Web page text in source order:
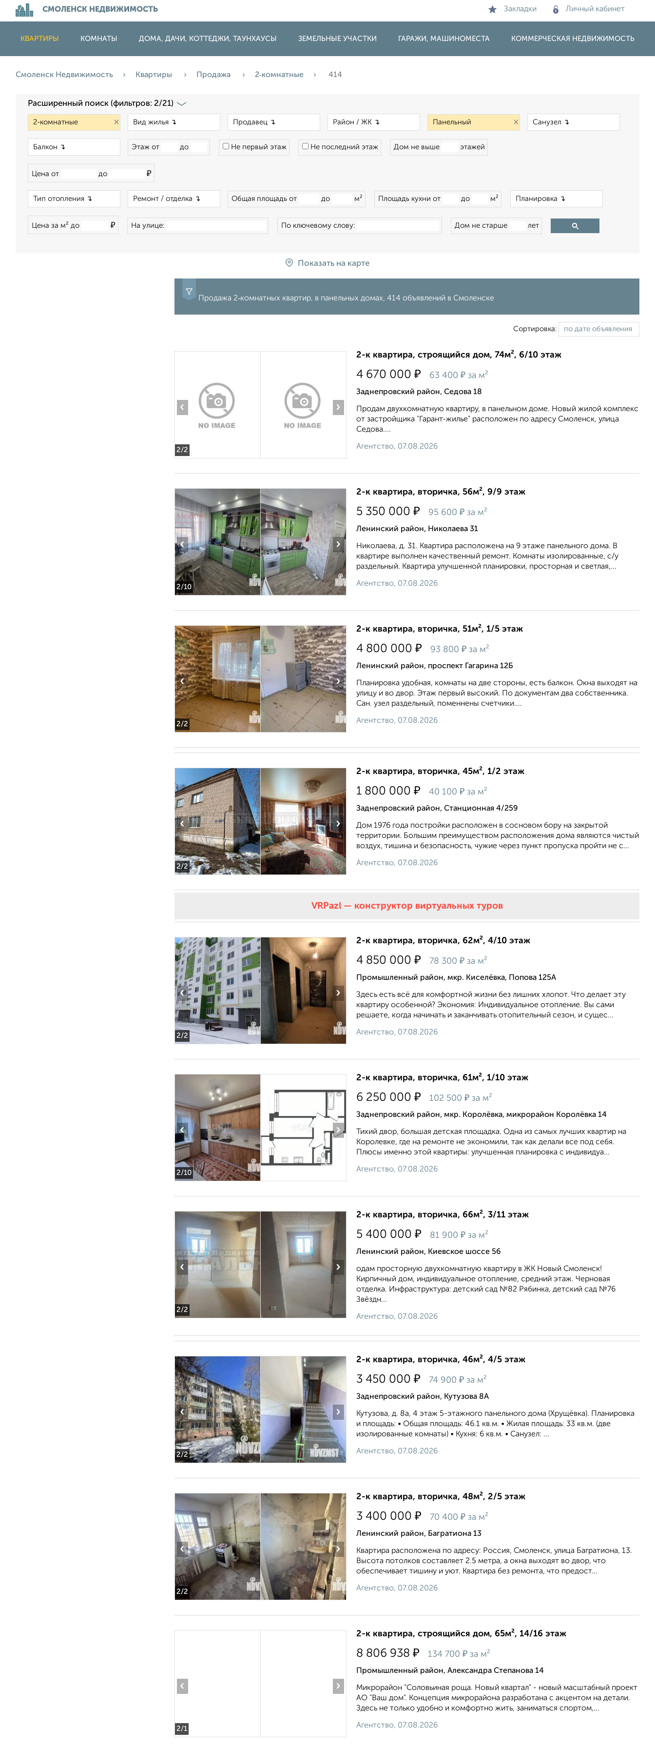
СМОЛЕНСК НЕДВИЖИМОСТЬ Закладки Личный кабинет
КВАРТИРЫ КОМНАТЫ ДОМА, ДАЧИ, КОТТЕДЖИ, ТАУНХАУСЫ ЗЕМЕЛЬНЫЕ УЧАСТКИ ГАРАЖИ, МАШИНОМЕСТА КОММЕРЧЕСКАЯ НЕДВИЖИМОСТЬ
Смоленск Недвижимость Квартиры Продажа 2‑комнатные 414
Расширенный поиск (фильтров: 2/21)
× ×
Этаж от до Не первый этаж Не последний этаж Дом не выше этажей
Цена от до ₽
Общая площадь от до м² Площадь кухни от до м²
Цена за м² до ₽ На улице: По ключевому слову: Дом не старше лет
Показать на карте
Продажа 2‑комнатных квартир, в панельных домах, 414 объявлений в Смоленске
Сортировка:
2/2
‹ ›
2-к квартира, строящийся дом, 74м², 6/10 этаж
4 670 000 ₽ 63 400 ₽ за м²
Заднепровский район, Седова 18
Продам двухкомнатную квартиру, в панельном доме. Новый жилой комплекс
от застройщика "Гарант-жилье" расположен по адресу Смоленск, улица
Седова....
Агентство, 07.08.2026
2/10
‹ ›
2-к квартира, вторичка, 56м², 9/9 этаж
5 350 000 ₽ 95 600 ₽ за м²
Ленинский район, Николаева 31
Николаева, д. 31. Квартира расположена на 9 этаже панельного дома. В
квартире выполнен качественный ремонт. Комнаты изолированные, с/у
раздельный. Квартира улучшенной планировки, просторная и светлая,...
Агентство, 07.08.2026
2/2
‹ ›
2-к квартира, вторичка, 51м², 1/5 этаж
4 800 000 ₽ 93 800 ₽ за м²
Ленинский район, проспект Гагарина 12Б
Планировка удобная, комнаты на две стороны, есть балкон. Окна выходят на
улицу и во двор. Этаж первый высокий. По документам два собственника.
Сан. узел раздельный, поменнены счетчики....
Агентство, 07.08.2026
2/2
‹ ›
2-к квартира, вторичка, 45м², 1/2 этаж
1 800 000 ₽ 40 100 ₽ за м²
Заднепровский район, Станционная 4/259
Дом 1976 года постройки расположен в сосновом бору на закрытой
территории. Большим преимуществом расположения дома являются чистый
воздух, тишина и безопасность, чужие через пункт пропуска пройти не с...
Агентство, 07.08.2026
VRPazl — конструктор виртуальных туров
2/2
‹ ›
2-к квартира, вторичка, 62м², 4/10 этаж
4 850 000 ₽ 78 300 ₽ за м²
Промышленный район, мкр. Киселёвка, Попова 125А
Здесь есть всё для комфортной жизни без лишних хлопот. Что делает эту
квартиру особенной? Экономия: Индивидуальное отопление. Вы сами
решаете, когда начинать и заканчивать отопительный сезон, и сущес...
Агентство, 07.08.2026
2/10
‹ ›
2-к квартира, вторичка, 61м², 1/10 этаж
6 250 000 ₽ 102 500 ₽ за м²
Заднепровский район, мкр. Королёвка, микрорайон Королёвка 14
Тихий двор, большая детская площадка. Одна из самых лучших квартир на
Королевке, где на ремонте не экономили, так как делали все под себя.
Плюсы именно этой квартиры: улучшенная планировка с индивидуа...
Агентство, 07.08.2026
2/2
‹ ›
2-к квартира, вторичка, 66м², 3/11 этаж
5 400 000 ₽ 81 900 ₽ за м²
Ленинский район, Киевское шоссе 56
одам просторную двухкомнатную квартиру в ЖК Новый Смоленск!
Кирпичный дом, индивидуальное отопление, средний этаж. Черновая
отделка. Инфраструктура: детский сад №82 Рябинка, детский сад №76
Звёздн...
Агентство, 07.08.2026
2/2
‹ ›
2-к квартира, вторичка, 46м², 4/5 этаж
3 450 000 ₽ 74 900 ₽ за м²
Заднепровский район, Кутузова 8А
Кутузова, д. 8а, 4 этаж 5-этажного панельного дома (Хрущёвка). Планировка
и площадь: • Общая площадь: 46.1 кв.м. • Жилая площадь: 33 кв.м. (две
изолированные комнаты) • Кухня: 6 кв.м. • Санузел: ...
Агентство, 07.08.2026
2/2
‹ ›
2-к квартира, вторичка, 48м², 2/5 этаж
3 400 000 ₽ 70 400 ₽ за м²
Ленинский район, Багратиона 13
Квартира расположена по адресу: Россия, Смоленск, улица Багратиона, 13.
Высота потолков составляет 2.5 метра, а окна выходят во двор, что
обеспечивает тишину и уют. Квартира без ремонта, что предост...
Агентство, 07.08.2026
2/1
‹ ›
2-к квартира, строящийся дом, 65м², 14/16 этаж
8 806 938 ₽ 134 700 ₽ за м²
Промышленный район, Александра Степанова 14
Микрорайон "Соловьиная роща. Новый квартал" - новый масштабный проект
АО "Ваш дом". Концепция микрорайона разработана с акцентом на детали.
Здесь не только удобно и комфортно жить, заниматься спортом,...
Агентство, 07.08.2026